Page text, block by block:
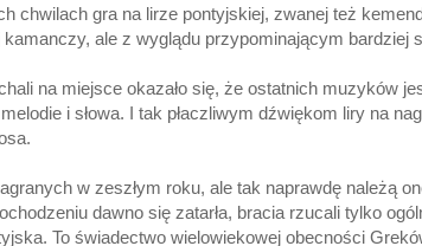
chwilach gra na lirze pontyjskiej, zwanej też
ale z wyglądu przypominającym bardziej
na miejsce okazało się, że ostatnich muzyków
i słowa. I tak płaczliwym dźwiękom liry na
w zeszłym roku, ale tak naprawdę należą
dawno się zatarła, bracia rzucali tylko
To świadectwo wielowiekowej obecności